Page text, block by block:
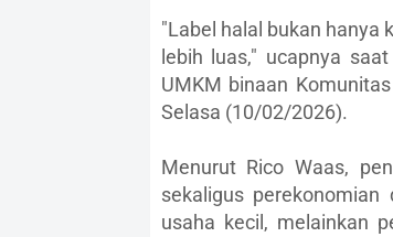
"Label halal bukan hanya
lebih luas," ucapnya
UMKM binaan
Selasa (10/02/2026).
Menurut Rico Waas,
sekaligus
usaha kecil, melainkan